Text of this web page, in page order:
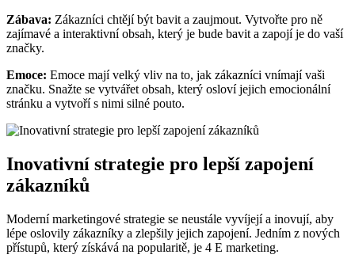
Zábava: Zákazníci chtějí být bavit a zaujmout. Vytvořte pro ně
zajímavé a interaktivní obsah, který je bude bavit a zapojí je do vaší
značky.
Emoce: Emoce mají velký vliv na to, jak zákazníci vnímají vaši
značku. Snažte se vytvářet obsah, který osloví jejich emocionální
stránku a vytvoří s nimi silné pouto.
Inovativní strategie pro lepší zapojení
zákazníků
Moderní marketingové strategie se neustále vyvíjejí a inovují, aby
lépe oslovily zákazníky a zlepšily jejich zapojení. Jedním z nových
přístupů, který získává na popularitě, je 4 E marketing.